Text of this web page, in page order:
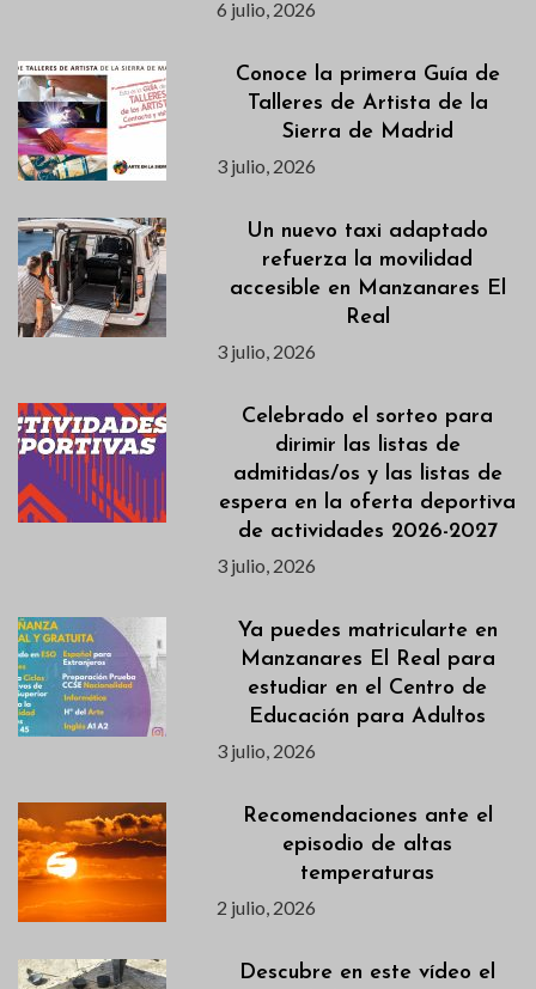
6 julio, 2026
Conoce la primera Guía de
Talleres de Artista de la
Sierra de Madrid
3 julio, 2026
Un nuevo taxi adaptado
refuerza la movilidad
accesible en Manzanares El
Real
3 julio, 2026
Celebrado el sorteo para
dirimir las listas de
admitidas/os y las listas de
espera en la oferta deportiva
de actividades 2026-2027
3 julio, 2026
Ya puedes matricularte en
Manzanares El Real para
estudiar en el Centro de
Educación para Adultos
3 julio, 2026
Recomendaciones ante el
episodio de altas
temperaturas
2 julio, 2026
Descubre en este vídeo el